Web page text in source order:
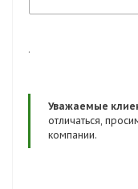
.
Уважаемые
отличаться,
компании.